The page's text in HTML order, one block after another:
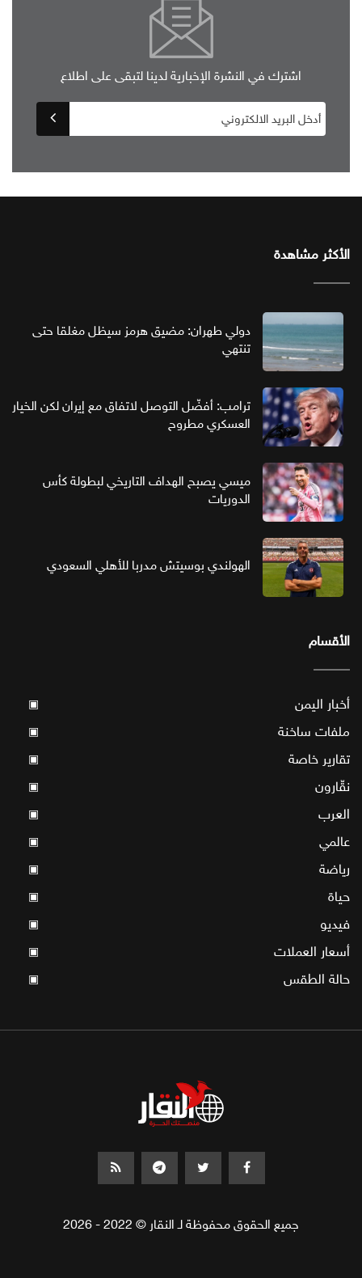
اشترك في النشرة الإخبارية لدينا لتبقى على اطلاع
الأكثر مشاهدة
دولي طهران: مضيق هرمز سيظل مغلقا حتى
تنتهي
ترامب: أفضّل التوصل لاتفاق مع إيران لكن الخيار
العسكري مطروح
ميسي يصبح الهداف التاريخي لبطولة كأس
الدوريات
الهولندي بوسيتش مدربا للأهلي السعودي
الأقسام
أخبار اليمن ▣
ملفات ساخنة ▣
تقارير خاصة ▣
نقّارون ▣
العرب ▣
عالمي ▣
رياضة ▣
حياة ▣
فيديو ▣
أسعار العملات ▣
حالة الطقس ▣
جميع الحقوق محفوظة لـ النقار © 2022 - 2026